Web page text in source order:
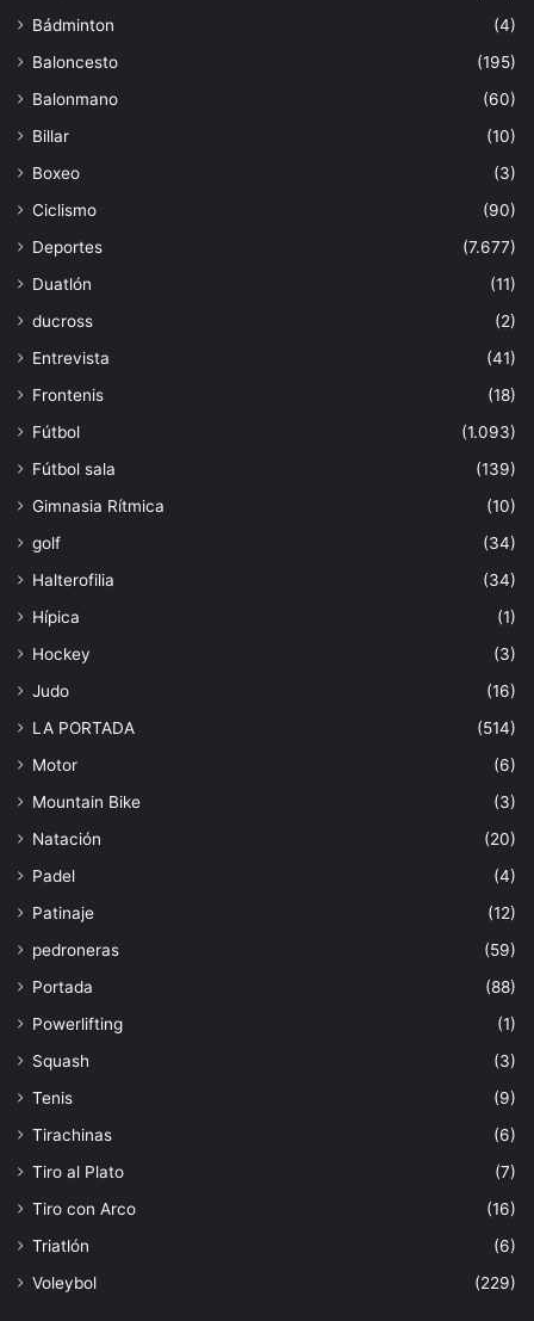
Bádminton
(4)
Baloncesto
(195)
Balonmano
(60)
Billar
(10)
Boxeo
(3)
Ciclismo
(90)
Deportes
(7.677)
Duatlón
(11)
ducross
(2)
Entrevista
(41)
Frontenis
(18)
Fútbol
(1.093)
Fútbol sala
(139)
Gimnasia Rítmica
(10)
golf
(34)
Halterofilia
(34)
Hípica
(1)
Hockey
(3)
Judo
(16)
LA PORTADA
(514)
Motor
(6)
Mountain Bike
(3)
Natación
(20)
Padel
(4)
Patinaje
(12)
pedroneras
(59)
Portada
(88)
Powerlifting
(1)
Squash
(3)
Tenis
(9)
Tirachinas
(6)
Tiro al Plato
(7)
Tiro con Arco
(16)
Triatlón
(6)
Voleybol
(229)